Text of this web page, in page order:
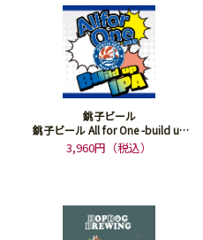
銚子ビール
銚子ビール All for One -build up
IPA-
3,960円（税込）